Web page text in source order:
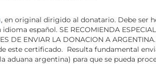
, en original dirigido al donatario. Debe ser
español. SE RECOMIENDA
DE ENVIAR LA DONACION A
este certificado. Resulta fundamental
argentina) para que se pueda